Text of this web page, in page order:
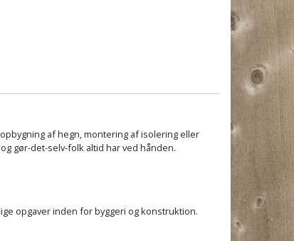
af hegn, montering af isolering eller
gør-det-selv-folk altid har ved hånden.
opgaver inden for byggeri og konstruktion.